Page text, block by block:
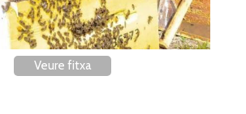
Veure fitxa